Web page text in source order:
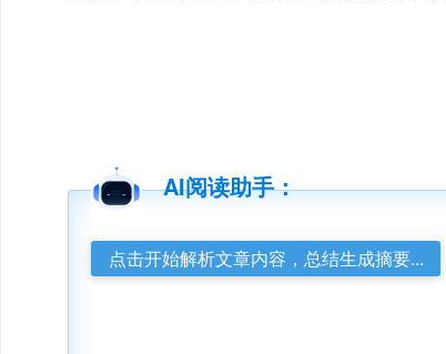
AI阅读助手：
点击开始解析文章内容，总结生成摘要...